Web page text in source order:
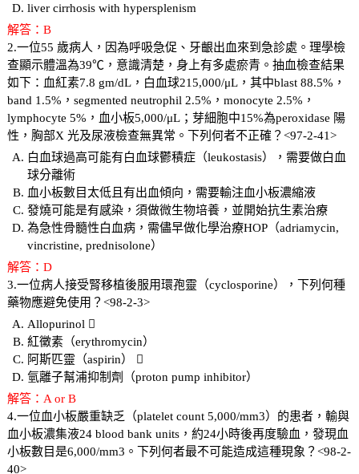
liver cirrhosis with hypersplenism
解答：B
2.一位55 歲病人，因為呼吸急促、牙齦出血來到急診處。理學檢
查顯示體溫為39℃，意識清楚，身上有多處瘀青。抽血檢查結果
如下：血紅素7.8 gm/dL，白血球215,000/μL，其中blast 88.5%，
band 1.5%，segmented neutrophil 2.5%，monocyte 2.5%，
lymphocyte 5%，血小板5,000/μL；芽細胞中15%為peroxidase 陽
性，胸部X 光及尿液檢查無異常。下列何者不正確？<97-2-41>
白血球過高可能有白血球鬱積症（leukostasis），需要做白血
球分離術
血小板數目太低且有出血傾向，需要輸注血小板濃縮液
發燒可能是有感染，須做微生物培養，並開始抗生素治療
為急性骨髓性白血病，需儘早做化學治療HOP（adriamycin,
vincristine, prednisolone）
解答：D
3.一位病人接受腎移植後服用環孢靈（cyclosporine），下列何種
藥物應避免使用？<98-2-3>
Allopurinol 
紅黴素（erythromycin）
阿斯匹靈（aspirin） 
氫離子幫浦抑制劑（proton pump inhibitor）
解答：A or B
4.一位血小板嚴重缺乏（platelet count 5,000/mm3）的患者，輸與
血小板濃集液24 blood bank units，約24小時後再度驗血，發現血
小板數目是6,000/mm3。下列何者最不可能造成這種現象？<98-2-
40>